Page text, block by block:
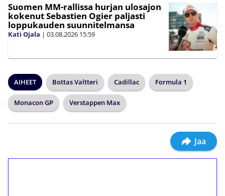
Suomen MM-rallissa hurjan ulosajon
kokenut Sebastien Ogier paljasti
loppukauden suunnitelmansa
Kati Ojala | 03.08.2026 15:59
AIHEET Bottas Valtteri Cadillac Formula 1
Monacon GP Verstappen Max
Jaa